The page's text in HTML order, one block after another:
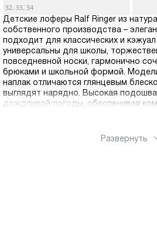
32, 33, 34
Детские лоферы Ralf Ringer из
собственного производства –
подходит для классических и
универсальны для школы,
повседневной носки, гармонично
брюками и школьной формой.
наплак отличаются глянцевым
выглядят нарядно. Высокая
дождливой погоды, обеспечивая
Развернуть